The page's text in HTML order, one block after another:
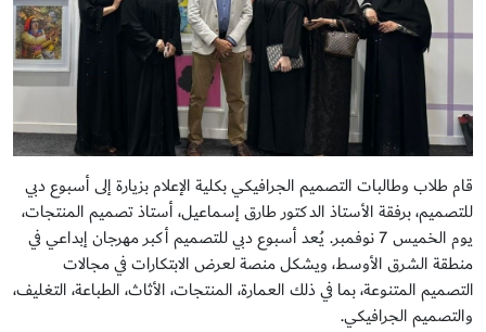
قام طلاب وطالبات التصميم الجرافيكي بكلية الإعلام بزيارة إلى أسبوع دبي
للتصميم، برفقة الأستاذ الدكتور طارق إسماعيل، أستاذ تصميم المنتجات،
يوم الخميس 7 نوفمبر. يُعد أسبوع دبي للتصميم أكبر مهرجان إبداعي في
منطقة الشرق الأوسط، ويشكل منصة لعرض الابتكارات في مجالات
التصميم المتنوعة، بما في ذلك العمارة، المنتجات، الأثاث، الطباعة، التغليف،
والتصميم الجرافيكي.